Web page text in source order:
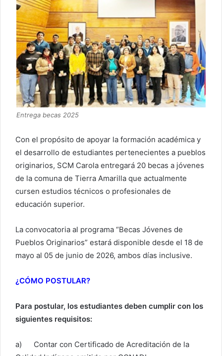
Entrega becas 2025
Con el propósito de apoyar la formación académica y
el desarrollo de estudiantes pertenecientes a pueblos
originarios, SCM Carola entregará 20 becas a jóvenes
de la comuna de Tierra Amarilla que actualmente
cursen estudios técnicos o profesionales de
educación superior.
La convocatoria al programa “Becas Jóvenes de
Pueblos Originarios” estará disponible desde el 18 de
mayo al 05 de junio de 2026, ambos días inclusive.
¿CÓMO POSTULAR?
Para postular, los estudiantes deben cumplir con los
siguientes requisitos:
a) Contar con Certificado de Acreditación de la